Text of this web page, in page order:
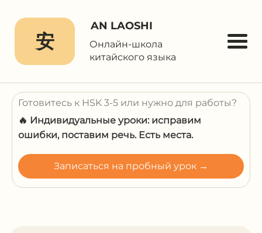
安
AN LAOSHI
Онлайн-школа
китайского языка
Готовитесь к HSK 3-5 или нужно для работы?
🔥 Индивидуальные уроки: исправим
ошибки, поставим речь. Есть места.
Записаться на пробный урок →